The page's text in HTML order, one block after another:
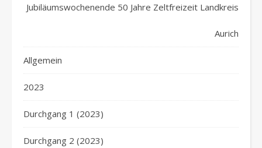
Jubiläumswochenende 50 Jahre Zeltfreizeit Landkreis
Aurich
Allgemein
2023
Durchgang 1 (2023)
Durchgang 2 (2023)